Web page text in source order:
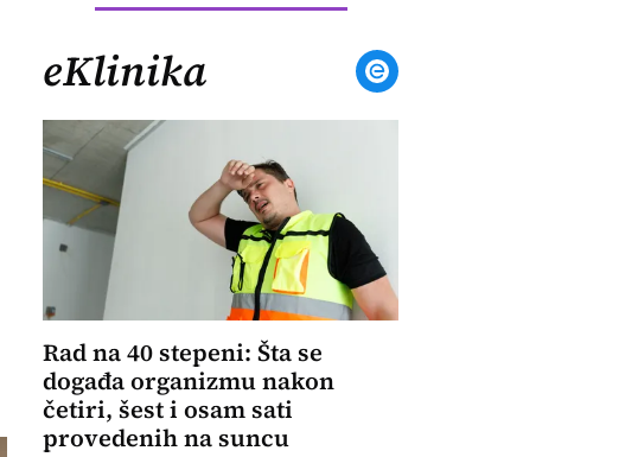
eKlinika
Rad na 40 stepeni: Šta se
događa organizmu nakon
četiri, šest i osam sati
provedenih na suncu